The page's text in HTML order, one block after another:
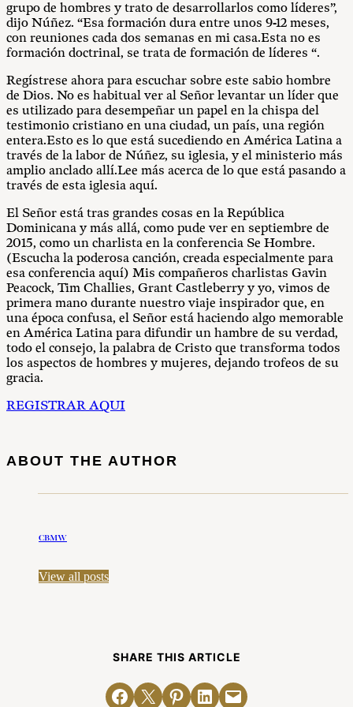
grupo de hombres y trato de desarrollarlos como líderes”,
dijo Núñez. “Esa formación dura entre unos 9-12 meses,
con reuniones cada dos semanas en mi casa.Esta no es
formación doctrinal, se trata de formación de líderes “.
Regístrese ahora para escuchar sobre este sabio hombre
de Dios. No es habitual ver al Señor levantar un líder que
es utilizado para desempeñar un papel en la chispa del
testimonio cristiano en una ciudad, un país, una región
entera.Esto es lo que está sucediendo en América Latina a
través de la labor de Núñez, su iglesia, y el ministerio más
amplio anclado allí.Lee más acerca de lo que está pasando a
través de esta iglesia aquí.
El Señor está tras grandes cosas en la República
Dominicana y más allá, como pude ver en septiembre de
2015, como un charlista en la conferencia Se Hombre.
(Escucha la poderosa canción, creada especialmente para
esa conferencia aquí) Mis compañeros charlistas Gavin
Peacock, Tim Challies, Grant Castleberry y yo, vimos de
primera mano durante nuestro viaje inspirador que, en
una época confusa, el Señor está haciendo algo memorable
en América Latina para difundir un hambre de su verdad,
todo el consejo, la palabra de Cristo que transforma todos
los aspectos de hombres y mujeres, dejando trofeos de su
gracia.
REGISTRAR AQUI
ABOUT THE AUTHOR
CBMW
View all posts
SHARE THIS ARTICLE
Share on Facebook
Email this PageShare on Pinterest
Share on LinkedIn
Email this Page